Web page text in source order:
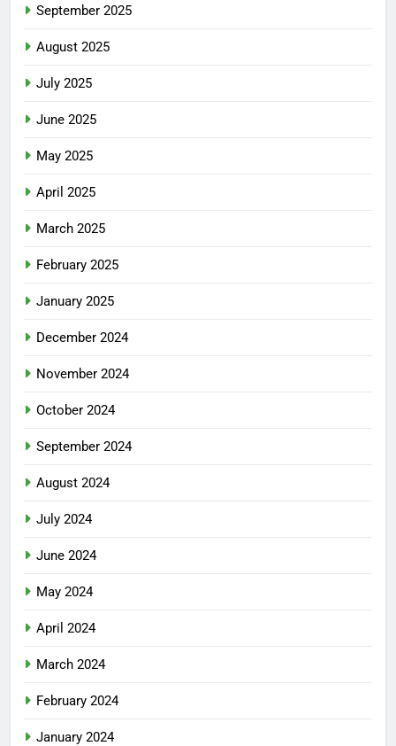
September 2025
August 2025
July 2025
June 2025
May 2025
April 2025
March 2025
February 2025
January 2025
December 2024
November 2024
October 2024
September 2024
August 2024
July 2024
June 2024
May 2024
April 2024
March 2024
February 2024
January 2024